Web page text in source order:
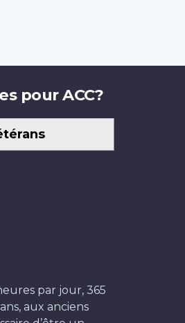
pour ACC?
par jour, 365
aux anciens